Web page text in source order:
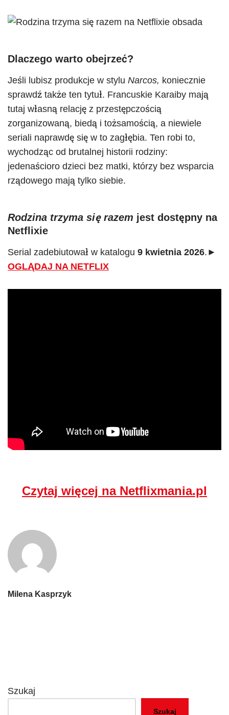
Dlaczego warto obejrzeć?
Jeśli lubisz produkcje w stylu Narcos, koniecznie
sprawdź także ten tytuł. Francuskie Karaiby mają
tutaj własną relację z przestępczością
zorganizowaną, biedą i tożsamością, a niewiele
seriali naprawdę się w to zagłębia. Ten robi to,
wychodząc od brutalnej historii rodziny:
jedenaścioro dzieci bez matki, którzy bez wsparcia
rządowego mają tylko siebie.
Rodzina trzyma się razem jest dostępny na
Netflixie
Serial zadebiutował w katalogu 9 kwietnia 2026.►
OGLĄDAJ NA NETFLIX
Czytaj więcej na Netflixmania.pl
Milena Kasprzyk
Szukaj
Szukaj